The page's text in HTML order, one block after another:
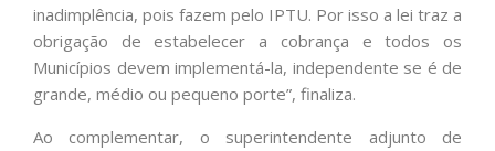
inadimplência, pois fazem pelo IPTU. Por isso a lei traz a
obrigação de estabelecer a cobrança e todos os
Municípios devem implementá-la, independente se é de
grande, médio ou pequeno porte”, finaliza.
Ao complementar, o superintendente adjunto de